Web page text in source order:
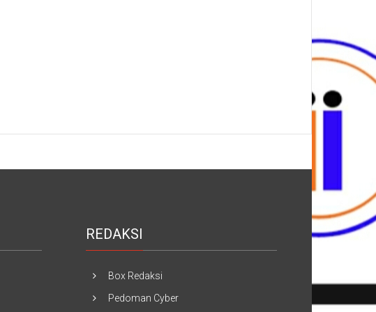
REDAKSI
Box Redaksi
Pedoman Cyber